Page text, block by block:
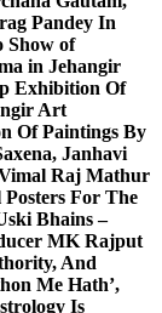
Pandey In
Show of
in Jehangir
Exhibition Of
Art
Of Paintings By
Janhavi
Raj Mathur
For The
Bhains –
MK Rajput
And
Me Hath’,
Is